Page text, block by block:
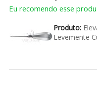
Eu recomendo esse
Produto:
Levemente